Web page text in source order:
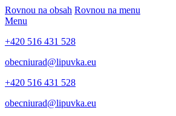
Rovnou na obsah Rovnou na menu
Menu
+420 516 431 528
obecniurad@lipuvka.eu
+420 516 431 528
obecniurad@lipuvka.eu